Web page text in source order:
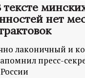
тексте
нет
лаконичный и
пресс-